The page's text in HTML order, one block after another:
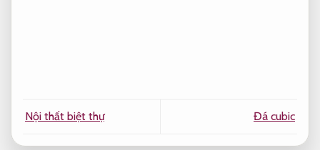
Nội thất biệt thự Đá cubic